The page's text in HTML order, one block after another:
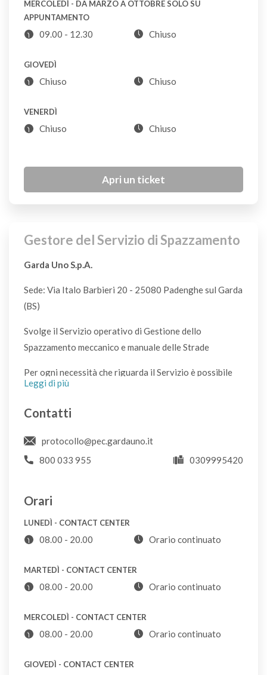
Appendiabiti in plastica
Armadio
Asciugacapelli
Aspirapolvere
Assorbenti igienici
S
U
Bacinelle
CDR
Barattoli di vetro o di metallo
MERCOLEDÌ - DA MARZO A OTTOBRE SOLO SU
APPUNTAMENTO
09.00 - 12.30 Chiuso
GIOVEDÌ
Chiuso Chiuso
VENERDÌ
Chiuso Chiuso
Apri un ticket
Gestore del Servizio di Spazzamento
Garda Uno S.p.A.
Sede: Via Italo Barbieri 20 - 25080 Padenghe sul Garda
(BS)
Svolge il Servizio operativo di Gestione dello
Spazzamento meccanico e manuale delle Strade
Per ogni necessità che riguarda il Servizio è possibile
utilizzare il sistema di supporto all'Utenza cliccando
breve tempo possibile compatibilmente con il problema
riscontrato: vi sono situazioni che non consentono una
celere risposta in quanto devono essere verificate le
Si raccomanda, all'apertura del ticket, di non utilizzare
possa ricevere anche da caselle postali elettroniche
non certificate. Nel caso sia necessario utilizzare
al nostro recapito PEC sotto indicato.
Leggi di più
Contatti
protocollo@pec.gardauno.it
800 033 955
0309995420
Orari
LUNEDÌ - CONTACT CENTER
08.00 - 20.00 Orario continuato
MARTEDÌ - CONTACT CENTER
08.00 - 20.00 Orario continuato
MERCOLEDÌ - CONTACT CENTER
08.00 - 20.00 Orario continuato
GIOVEDÌ - CONTACT CENTER